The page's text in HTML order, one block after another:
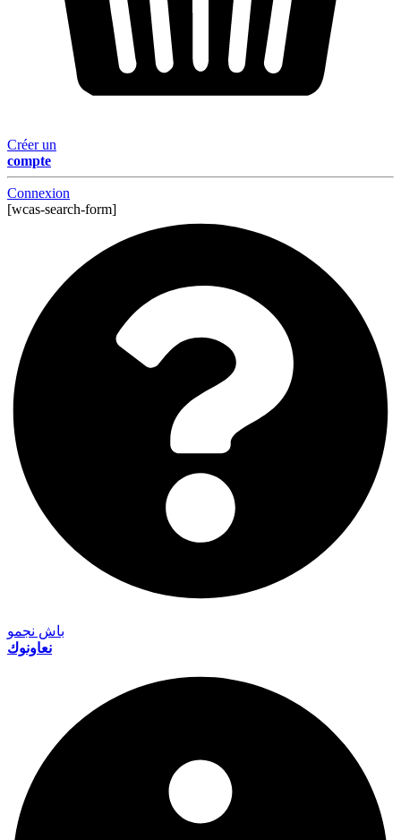
Créer un
compte
Connexion
[wcas-search-form]
باش نجمو
نعاونوك